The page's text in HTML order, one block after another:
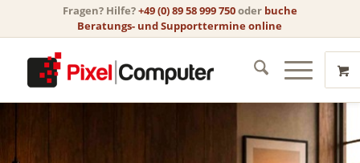
Fragen? Hilfe?+49 (0) 89 58 999 750oder buche
Beratungs- und Supporttermine online